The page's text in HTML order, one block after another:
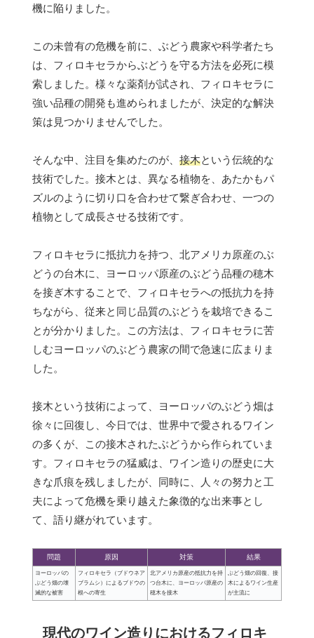
機に陥りました。
この未曾有の危機を前に、ぶどう農家や科学者たち
は、フィロキセラからぶどうを守る方法を必死に模
索しました。様々な薬剤が試され、フィロキセラに
強い品種の開発も進められましたが、決定的な解決
策は見つかりませんでした。
そんな中、注目を集めたのが、 接木という伝統的な
技術でした。接木とは、異なる植物を、あたかもパ
ズルのように切り口を合わせて繋ぎ合わせ、一つの
植物として成長させる技術です。
フィロキセラに抵抗力を持つ、北アメリカ原産のぶ
どうの台木に、ヨーロッパ原産のぶどう品種の穂木
を接ぎ木することで、フィロキセラへの抵抗力を持
ちながら、従来と同じ品質のぶどうを栽培できるこ
とが分かりました。この方法は、フィロキセラに苦
しむヨーロッパのぶどう農家の間で急速に広まりま
した。
接木という技術によって、ヨーロッパのぶどう畑は
徐々に回復し、今日では、世界中で愛されるワイン
の多くが、この接木されたぶどうから作られていま
す。フィロキセラの猛威は、ワイン造りの歴史に大
きな爪痕を残しましたが、同時に、人々の努力と工
夫によって危機を乗り越えた象徴的な出来事とし
て、語り継がれています。
問題 原因 対策 結果
ヨーロッパの
ぶどう畑の壊
滅的な被害
フィロキセラ（ブドウネア
ブラムシ）によるブドウの
根への寄生
北アメリカ原産の抵抗力を持
つ台木に、ヨーロッパ原産の
穂木を接木
ぶどう畑の回復、接
木によるワイン生産
が主流に
現代のワイン造りにおけるフィロキ